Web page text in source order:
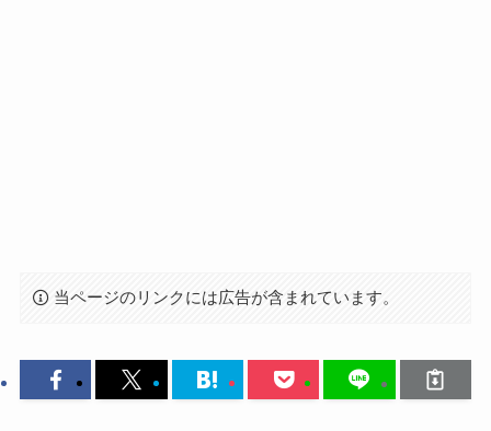
当ページのリンクには広告が含まれています。